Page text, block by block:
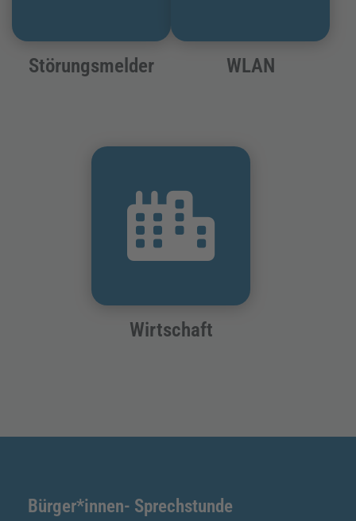
Störungsmelder WLAN
Wirtschaft
Bürger*innen- Sprechstunde